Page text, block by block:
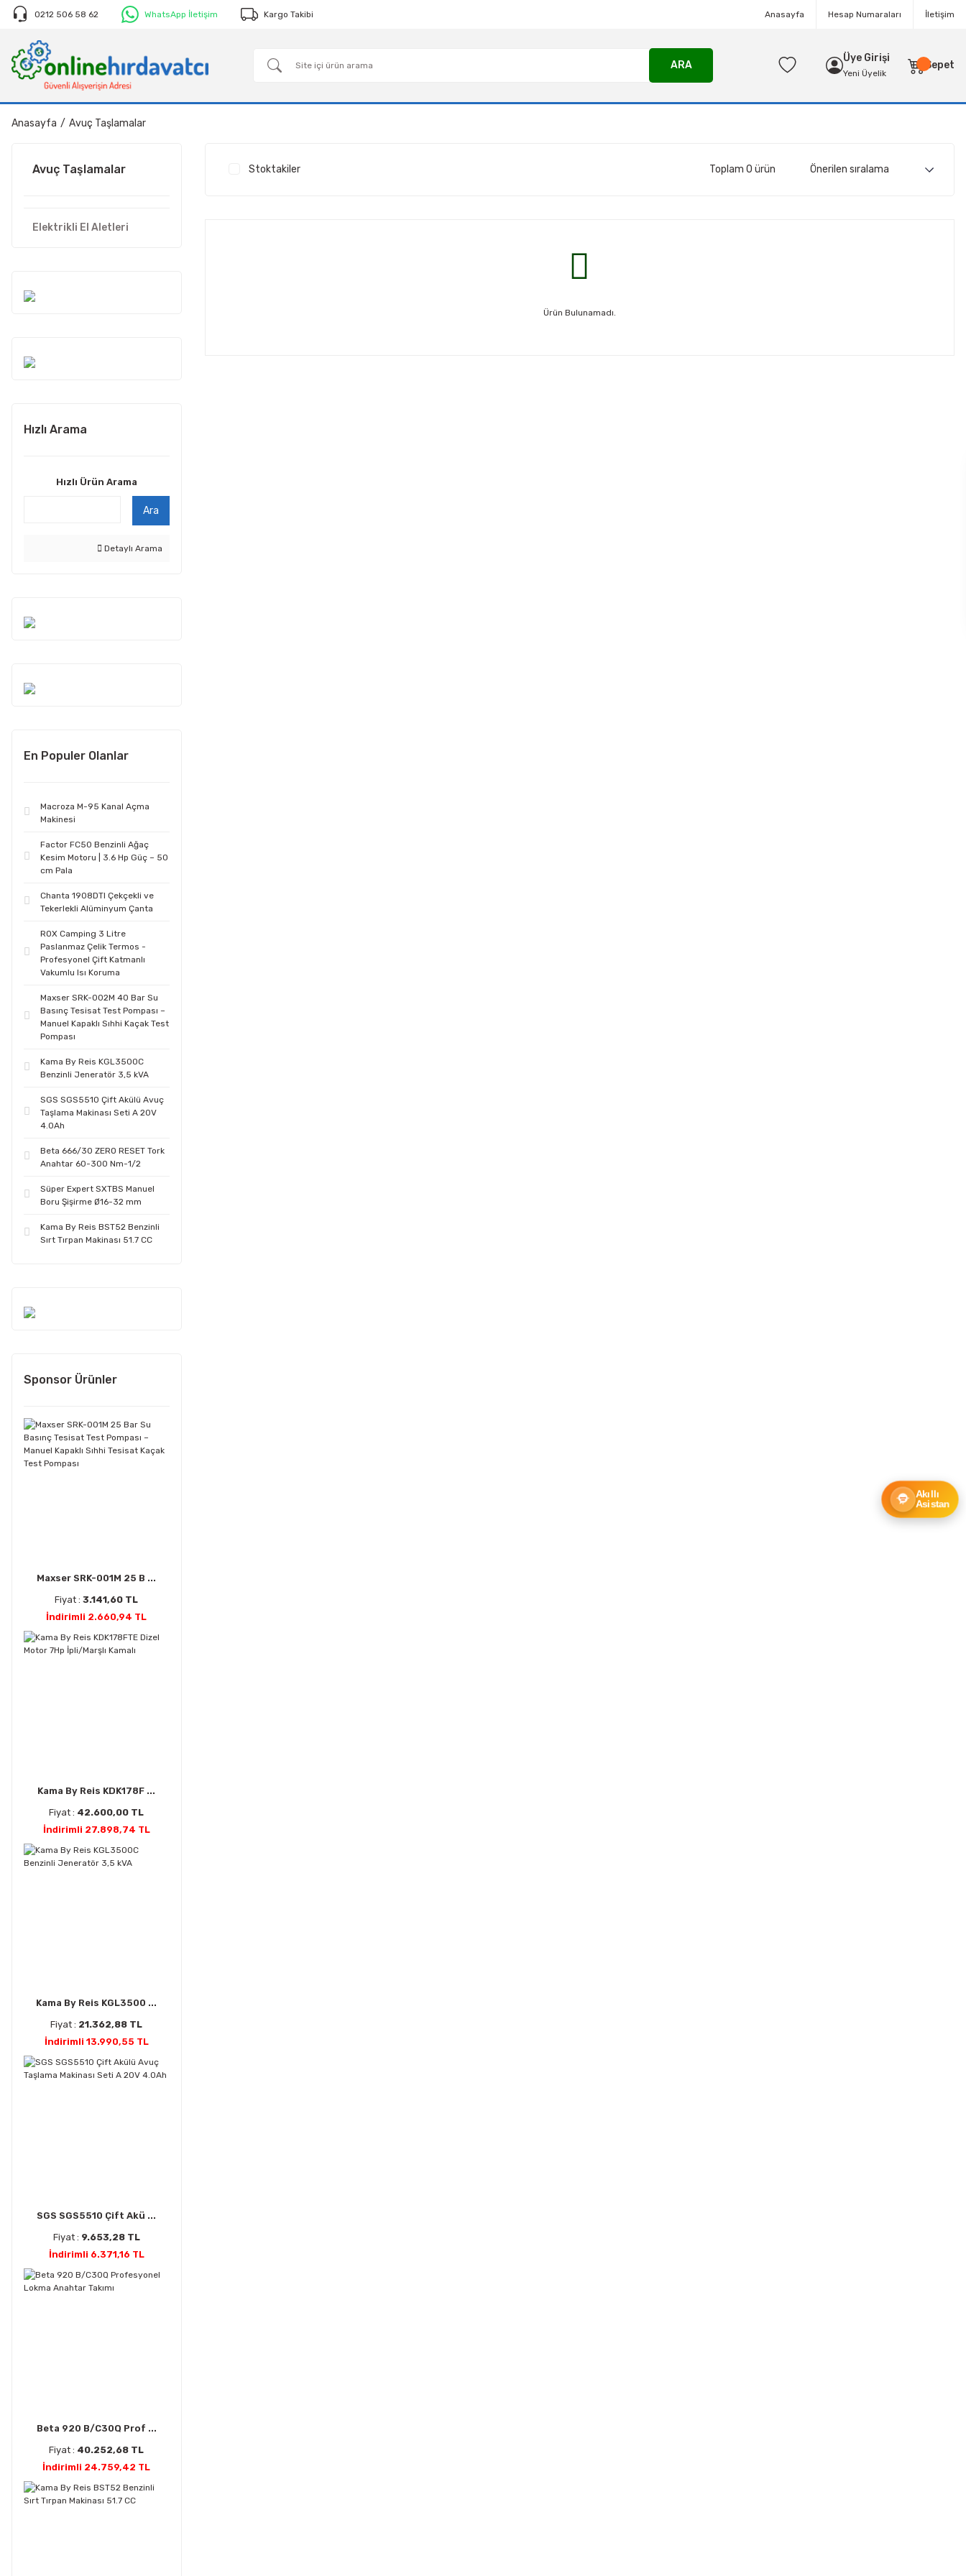
0212 506 58 62 WhatsApp İletişim Kargo Takibi Anasayfa Hesap Numaraları İletişim
ARA
Üye Girişi
Yeni Üyelik
Sepet
Anasayfa Avuç Taşlamalar
Avuç Taşlamalar
Elektrikli El Aletleri
Hızlı Arama
Hızlı Ürün Arama
Ara
Detaylı Arama
En Populer Olanlar
Macroza M-95 Kanal Açma
Makinesi
Factor FC50 Benzinli Ağaç
Kesim Motoru | 3.6 Hp Güç – 50
cm Pala
Chanta 1908DTI Çekçekli ve
Tekerlekli Alüminyum Çanta
ROX Camping 3 Litre
Paslanmaz Çelik Termos -
Profesyonel Çift Katmanlı
Vakumlu Isı Koruma
Maxser SRK-002M 40 Bar Su
Basınç Tesisat Test Pompası –
Manuel Kapaklı Sıhhi Kaçak Test
Pompası
Kama By Reis KGL3500C
Benzinli Jeneratör 3,5 kVA
SGS SGS5510 Çift Akülü Avuç
Taşlama Makinası Seti A 20V
4.0Ah
Beta 666/30 ZERO RESET Tork
Anahtar 60-300 Nm-1/2
Süper Expert SXTBS Manuel
Boru Şişirme Ø16-32 mm
Kama By Reis BST52 Benzinli
Sırt Tırpan Makinası 51.7 CC
Sponsor Ürünler
Maxser SRK-001M 25 B ...
Fiyat :3.141,60 TL
İndirimli 2.660,94 TL
Kama By Reis KDK178F ...
Fiyat : 42.600,00 TL
İndirimli 27.898,74 TL
Kama By Reis KGL3500 ...
Fiyat : 21.362,88 TL
İndirimli 13.990,55 TL
SGS SGS5510 Çift Akü ...
Fiyat : 9.653,28 TL
İndirimli 6.371,16 TL
Beta 920 B/C30Q Prof ...
Fiyat : 40.252,68 TL
İndirimli 24.759,42 TL
Stoktakiler Toplam 0 ürün
Ürün Bulunamadı.
Akıllı
Asistan